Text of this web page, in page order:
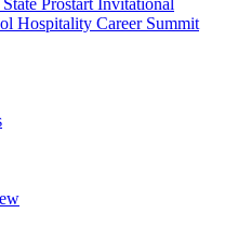
Prostart Invitational
Hospitality Career Summit